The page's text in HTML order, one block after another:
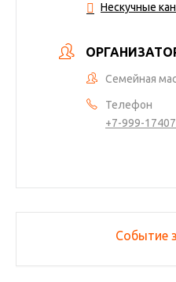
Нескучные
Семейная
Телефон
+7-999-
Событие